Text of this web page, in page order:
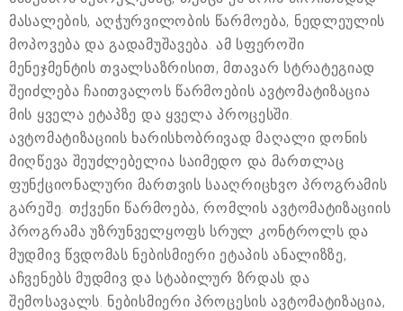
მასალების, აღჭურვილობის წარმოება, ნედლეულის
მოპოვება და გადამუშავება. ამ სფეროში
მენეჯმენტის თვალსაზრისით, მთავარ სტრატეგიად
შეიძლება ჩაითვალოს წარმოების ავტომატიზაცია
მის ყველა ეტაპზე და ყველა პროცესში.
ავტომატიზაციის ხარისხობრივად მაღალი დონის
მიღწევა შეუძლებელია საიმედო და მართლაც
ფუნქციონალური მართვის სააღრიცხვო პროგრამის
გარეშე. თქვენი წარმოება, რომლის ავტომატიზაციის
პროგრამა უზრუნველყოფს სრულ კონტროლს და
მუდმივ წვდომას ნებისმიერი ეტაპის ანალიზზე,
აჩვენებს მუდმივ და სტაბილურ ზრდას და
შემოსავალს. ნებისმიერი პროცესის ავტომატიზაცია,